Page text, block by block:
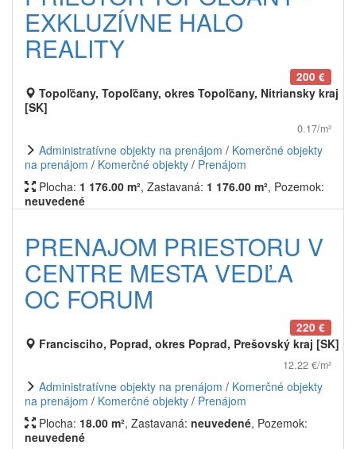
EXKLUZÍVNE HALO
REALITY
200 €
Topoľčany, Topoľčany, okres Topoľčany, Nitriansky kraj
[SK]
0.17/m²
Administratívne objekty na prenájom / Komerčné objekty
na prenájom / Komerčné objekty / Prenájom
Plocha: 1 176.00 m², Zastavaná: 1 176.00 m², Pozemok:
neuvedené
PRENAJOM PRIESTORU V
CENTRE MESTA VEDĽA
OC FORUM
220 €
Francisciho, Poprad, okres Poprad, Prešovský kraj [SK]
12.22 €/m²
Administratívne objekty na prenájom / Komerčné objekty
na prenájom / Komerčné objekty / Prenájom
Plocha: 18.00 m², Zastavaná: neuvedené, Pozemok:
neuvedené